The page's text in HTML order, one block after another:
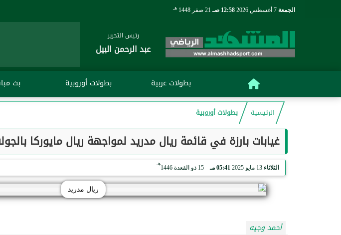
الجمعة 12:58 صـ 21 صفر 1448 هـ
رئيس التحرير
عبد الرحمن البيل
بطولات عربية بطولات أوروبية بث
الرئيسية بطولات أوروبية
غيابات بارزة في قائمة ريال مدريد لمواجهة ريال مايوركا بالجولة 36 من الدوري
الثلاثاء 13 مايو 2025 05:41 مـ 15 ذو القعدة 1446
هـ
ريال مدريد
أحمد وجيه